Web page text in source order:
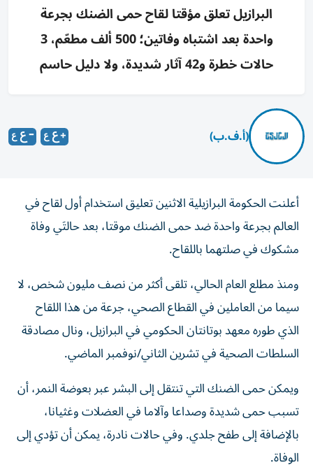
البرازيل تعلق مؤقتا لقاح حمى الضنك بجرعة
واحدة بعد اشتباه وفاتين؛ 500 ألف مطعّم، 3
حالات خطرة و42 آثار شديدة، ولا دليل حاسم
(أ.ف.ب)
أعلنت الحكومة البرازيلية الاثنين تعليق استخدام أول لقاح في
العالم بجرعة واحدة ضد حمى الضنك موقتا، بعد حالتَي وفاة
مشكوك في صلتهما باللقاح.
ومنذ مطلع العام الحالي، تلقى أكثر من نصف مليون شخص، لا
سيما من العاملين في القطاع الصحي، جرعة من هذا اللقاح
الذي طوره معهد بوتانتان الحكومي في البرازيل، ونال مصادقة
السلطات الصحية في تشرين الثاني/نوفمبر الماضي.
ويمكن حمى الضنك التي تنتقل إلى البشر عبر بعوضة النمر، أن
تسبب حمى شديدة وصداعا وآلاما في العضلات وغثيانا،
بالإضافة إلى طفح جلدي. وفي حالات نادرة، يمكن أن تؤدي إلى
الوفاة.